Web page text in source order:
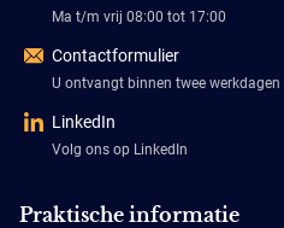
Ma t/m vrij 08:00 tot 17:00
Contactformulier
U ontvangt binnen twee werkdagen
LinkedIn
Volg ons op LinkedIn
Praktische informatie